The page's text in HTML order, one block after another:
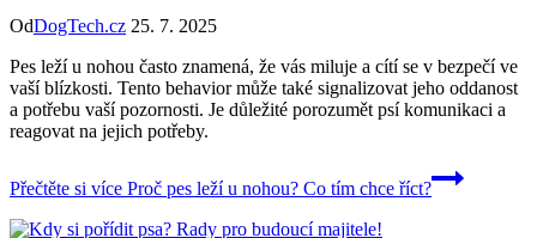
OdDogTech.cz 25. 7. 2025
Pes leží u nohou často znamená, že vás miluje a cítí se v bezpečí ve
vaší blízkosti. Tento behavior může také signalizovat jeho oddanost
a potřebu vaší pozornosti. Je důležité porozumět psí komunikaci a
reagovat na jejich potřeby.
Přečtěte si více Proč pes leží u nohou? Co tím chce říct?